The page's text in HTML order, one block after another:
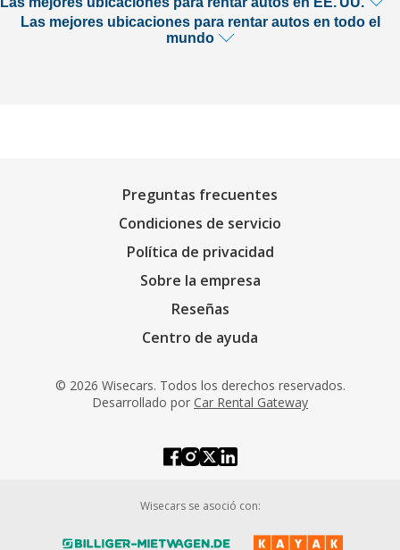
Las mejores ubicaciones para rentar autos en todo el
mundo
Preguntas frecuentes
Condiciones de servicio
Política de privacidad
Sobre la empresa
Reseñas
Centro de ayuda
© 2026 Wisecars. Todos los derechos reservados.
Desarrollado por Car Rental Gateway
Wisecars se asoció con: